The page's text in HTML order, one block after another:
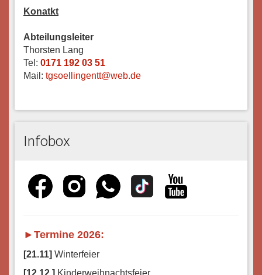
Konatkt
Abteilungsleiter
Thorsten Lang
Tel: 0171 192 03 51
Mail: tgsoellingentt@web.de
Infobox
►Termine 2026:
[21.11] Winterfeier
[12.12.] Kinderweihnachtsfeier